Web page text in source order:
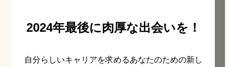
2024年最後に肉厚な出会いを！
自分らしいキャリアを求めるあなたのための新し